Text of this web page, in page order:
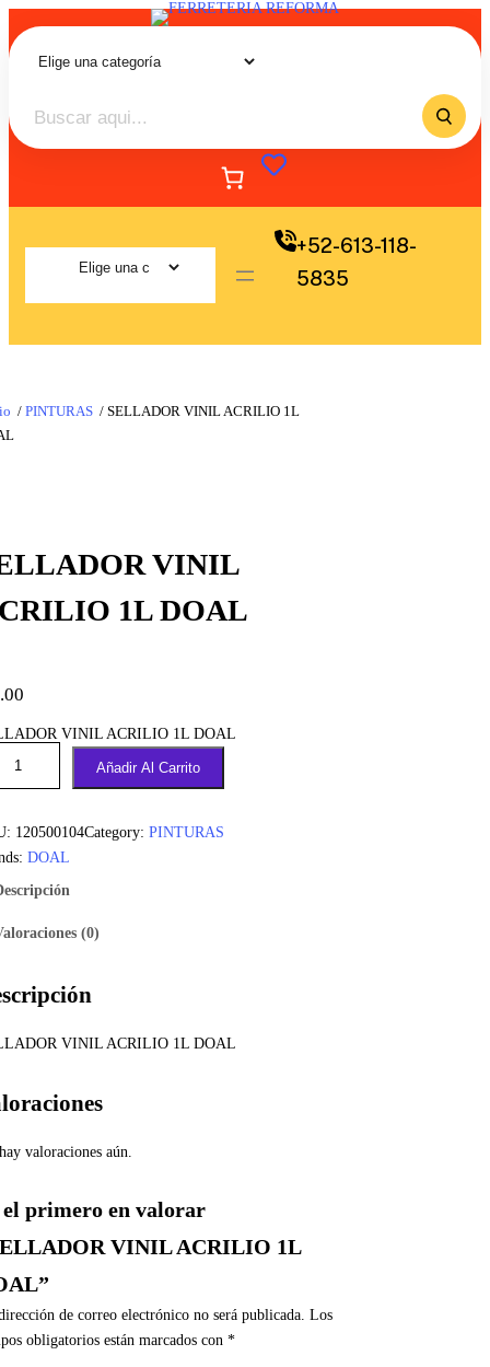
+52-613-118-
5835
/ PINTURAS / SELLADOR VINIL ACRILIO 1L
VINIL
1L DOAL
VINIL ACRILIO 1L DOAL
Añadir Al Carrito
120500104Category: PINTURAS
DOAL
(0)
VINIL ACRILIO 1L DOAL
valoraciones aún.
el primero en valorar
VINIL ACRILIO 1L
de correo electrónico no será publicada. Los
obligatorios están marcados con *